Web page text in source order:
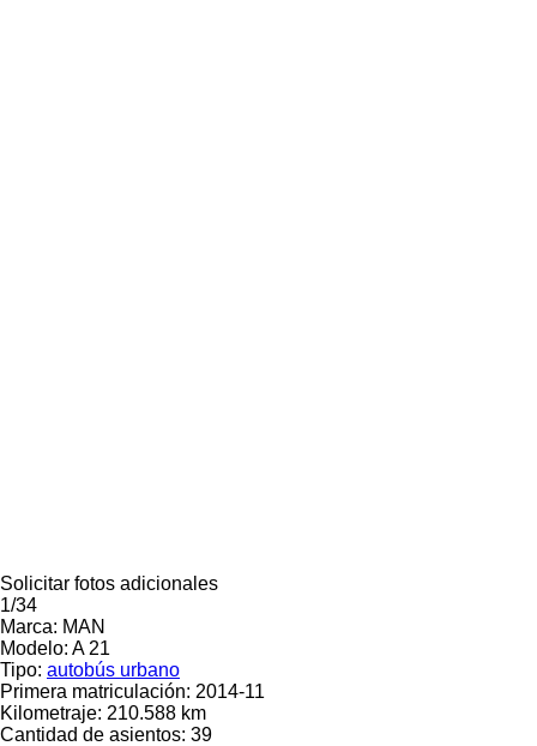
Solicitar fotos adicionales
1/34
Marca: MAN
Modelo: A 21
Tipo: autobús urbano
Primera matriculación: 2014-11
Kilometraje: 210.588 km
Cantidad de asientos: 39